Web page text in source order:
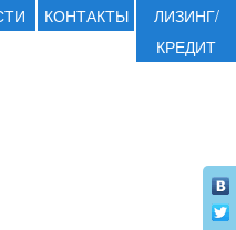
КОНТАКТЫ
ЛИЗИНГ/
КРЕДИТ